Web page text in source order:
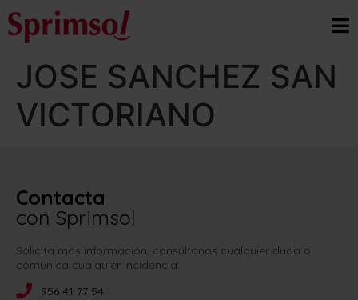
JOSE SANCHEZ SAN
VICTORIANO
Contacta
con Sprimsol
Solicita más información, consúltanos cualquier duda o
comunica cualquier incidencia:
956 41 77 54